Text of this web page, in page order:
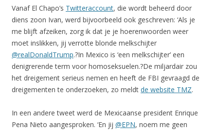
Vanaf El Chapo’s Twitteraccount, die wordt beheerd door
diens zoon Ivan, werd bijvoorbeeld ook geschreven: ‘Als je
me blijft afzeiken, zorg ik dat je je hoerenwoorden weer
moet inslikken, jij verrotte blonde melkschijter
@realDonaldTrump.?In Mexico is ‘een melkschijter’ een
denigrerende term voor homoseksuelen.?De miljardair zou
het dreigement serieus nemen en heeft de FBI gevraagd de
dreigementen te onderzoeken, zo meldt de website TMZ.
In een andere tweet werd de Mexicaanse president Enrique
Pena Nieto aangesproken. ‘En jij @EPN, noem me geen